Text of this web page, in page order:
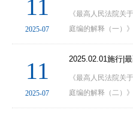
11
2025-07
《最高人民法院关
庭编的解释（一）
审判委员会第1825
日起施行。
11
2025-07
《最高人民法院关
庭编的解释（二）
审判委员会第1933